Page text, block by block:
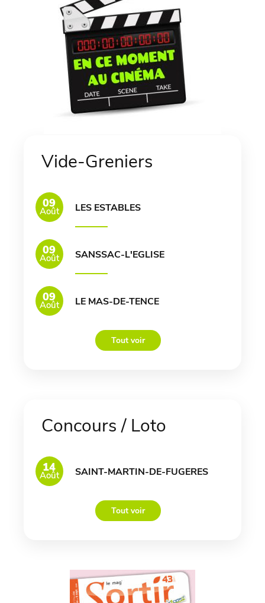
Vide-Greniers
09
Août LES ESTABLES
09
Août SANSSAC-L'EGLISE
09
Août LE MAS-DE-TENCE
Tout voir
Concours / Loto
14
Août SAINT-MARTIN-DE-FUGERES
Tout voir